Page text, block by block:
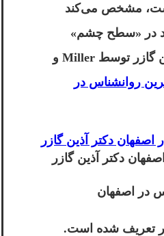
است، مشخص می‌کند
در «سطح چشم»
انجام شود، که دکتر آذین گازر توسط Miller و
روانشناس در
دکتر آذین گازر
ارتفاع 1.50 متر تعریف شده است.